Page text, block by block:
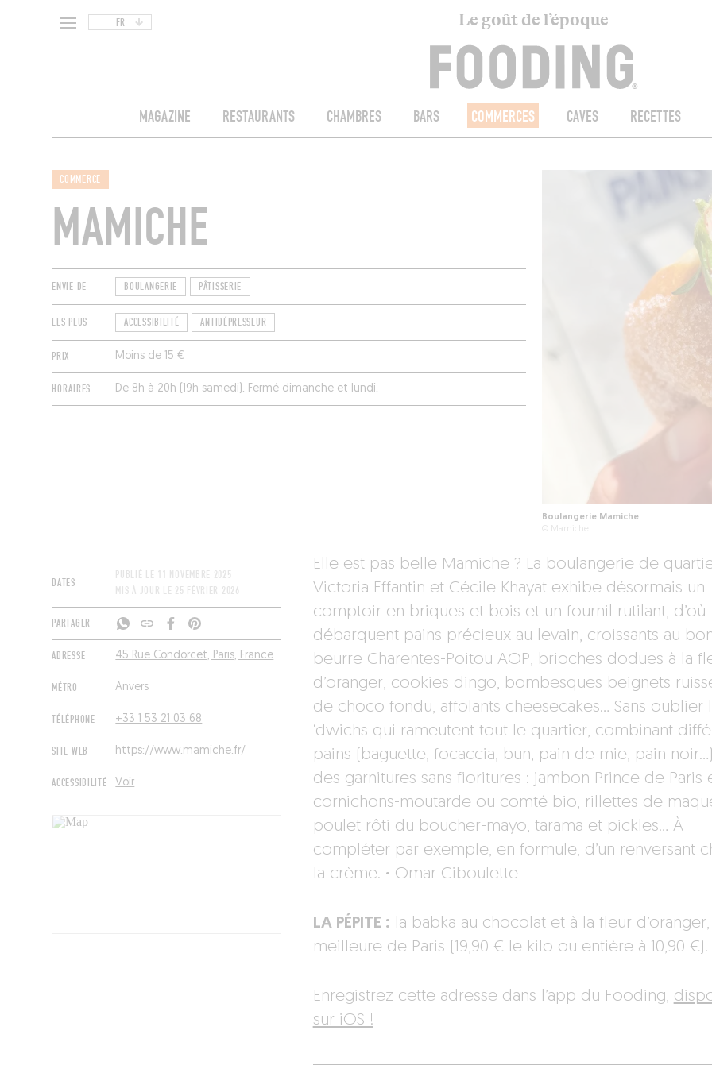
FR Le goût de l’époque
MAGAZINE RESTAURANTS CHAMBRES BARS COMMERCES CAVES RECETTES
COMMERCE
MAMICHE
ENVIE DE BOULANGERIE PÂTISSERIE
LES PLUS ACCESSIBILITÉ ANTIDÉPRESSEUR
PRIX Moins de 15 €
HORAIRES De 8h à 20h (19h samedi). Fermé dimanche et lundi.
Boulangerie Mamiche
© Mamiche
DATES
PUBLIÉ LE
11 NOVEMBRE 2025
MIS À JOUR LE 25 FÉVRIER 2026
PARTAGER
ADRESSE 45 Rue Condorcet, Paris, France
MÉTRO Anvers
TÉLÉPHONE +33 1 53 21 03 68
SITE WEB https://www.mamiche.fr/
ACCESSIBILITÉ Voir
Elle est pas belle Mamiche ? La boulangerie de
Victoria Effantin et Cécile Khayat exhibe désormais un
comptoir en briques et bois et un fournil rutilant, d’où
débarquent pains précieux au levain, croissants au
beurre Charentes-Poitou AOP, brioches dodues à la
d’oranger, cookies dingo, bombesques beignets
de choco fondu, affolants cheesecakes… Sans oublier
‘dwichs qui rameutent tout le quartier, combinant
pains (baguette, focaccia, bun, pain de mie, pain
des garnitures sans fioritures : jambon Prince de Paris
cornichons-moutarde ou comté bio, rillettes de
poulet rôti du boucher-mayo, tarama et pickles… À
compléter par exemple, en formule, d’un renversant
la crème. · Omar Ciboulette
LA PÉPITE : la babka au chocolat et à la fleur
meilleure de Paris (19,90 € le kilo ou entière à 10,90 €).
Enregistrez cette adresse dans l’app du Fooding,
sur iOS !